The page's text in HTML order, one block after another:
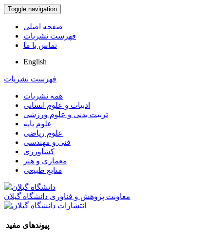
Toggle navigation
صفحه اصلی
فهرست نشریات
تماس با ما
English
فهرست نشریات
همه نشریات
ادبیات و علوم انسانی
تربیت بدنی و علوم ورزشی
علوم پایه
علوم ریاضی
فنی و مهندسی
کشاورزی
معماری و هنر
منابع طبیعی
معاونت پژوهش و فناوری دانشگاه گیلان
پیوندهای مفید